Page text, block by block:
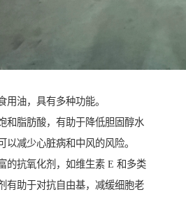
用油，具有多种功能。
和脂肪酸，有助于降低胆固醇水
以减少心脏病和中风的风险。
的抗氧化剂，如维生素 E 和多类
有助于对抗自由基，减缓细胞老